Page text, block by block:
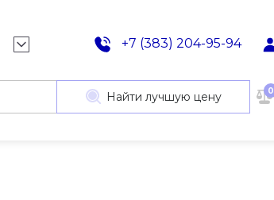
+7 (383) 204-95-94
Найти лучшую цену 0